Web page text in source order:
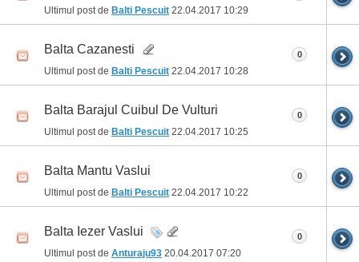
Ultimul post de Balti Pescuit 22.04.2017 10:29
Balta Cazanesti
Ultimul post de Balti Pescuit 22.04.2017 10:28
0
Balta Barajul Cuibul De Vulturi
Ultimul post de Balti Pescuit 22.04.2017 10:25
0
Balta Mantu Vaslui
Ultimul post de Balti Pescuit 22.04.2017 10:22
0
Balta Iezer Vaslui
Ultimul post de Anturaju93 20.04.2017 07:20
0